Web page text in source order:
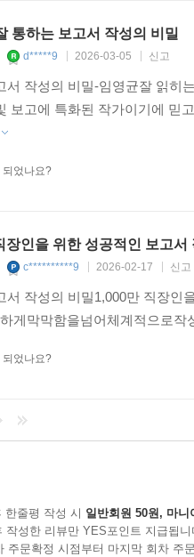
통하는 보고서 작성의 비밀
d*****9 2026-03-05 신고
서 작성의 비밀-임영균잘 읽히
보고에 특화된 작가이기에 믿
되었나요?
장인을 위한 성공적인 보고서
c**********9 2026-02-17 신고
서 작성의 비밀1,000만 직장인
게막막함을넘어체계적으로
되었나요?
한줄평 작성 시 일반회원 50원, 마니
작성한 리뷰만 YES포인트 지급됩니
주문확정 시점부터 마지막 회차 주